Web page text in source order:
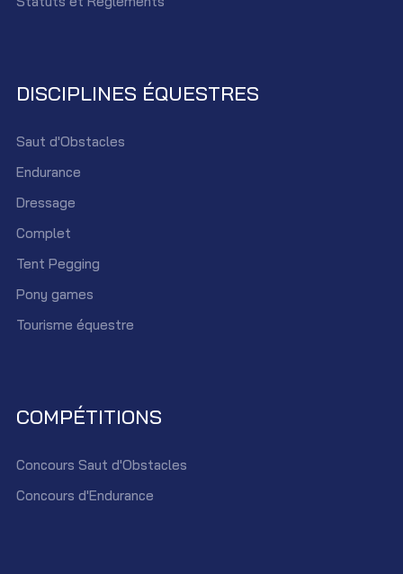
DISCIPLINES ÉQUESTRES
Saut d'Obstacles
Endurance
Dressage
Complet
Tent Pegging
Pony games
Tourisme équestre
COMPÉTITIONS
Concours Saut d'Obstacles
Concours d'Endurance